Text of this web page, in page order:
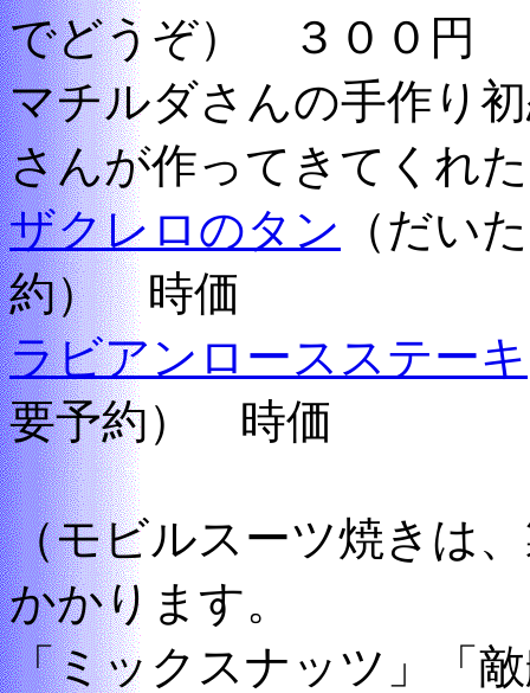
でどうぞ） ３００円
マチルダさんの手作り
さんが作ってきてくれ
ザクレロのタン （だい
約） 時価
ラビアンロースステーキ
要予約） 時価
（モビルスーツ焼きは
かかります。
「ミックスナッツ」「